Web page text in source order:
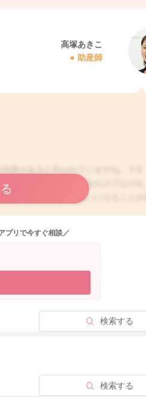
高塚あきこ
助産師
日常的に刺激しているわけでなけれ
で、エアコンをお使いになることが
プリで今すぐ相談／
検索する
検索する